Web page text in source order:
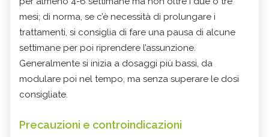
mesi; di norma, se c’è necessità di prolungare i
trattamenti, si consiglia di fare una pausa di alcune
settimane per poi riprendere l’assunzione.
Generalmente si inizia a dosaggi più bassi, da
modulare poi nel tempo, ma senza superare le dosi
consigliate.
Precauzioni e controindicazioni